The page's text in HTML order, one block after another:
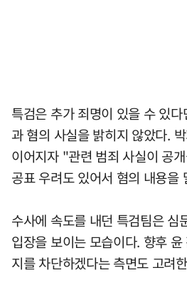
특검은 추가 죄명이 있을 수 있
과 혐의 사실을 밝히지 않았다.
이어지자 "관련 범죄 사실이 공
공표 우려도 있어서 혐의 내용을
수사에 속도를 내던 특검팀은 심
입장을 보이는 모습이다. 향후
지를 차단하겠다는 측면도 고려